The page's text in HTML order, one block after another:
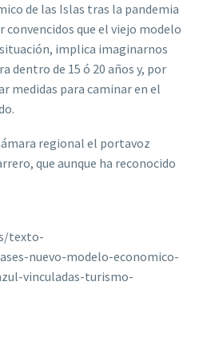
de las Islas tras la pandemia
convencidos que el viejo modelo
implica imaginarnos
dentro de 15 ó 20 años y, por
medidas para caminar en el
regional el portavoz
que aunque ha reconocido
texto-
nuevo-modelo-economico-
vinculadas-turismo-